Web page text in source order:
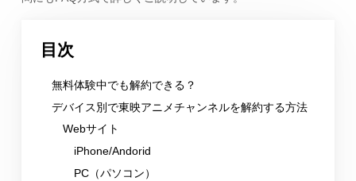
目次
無料体験中でも解約できる？
デバイス別で東映アニメチャンネルを解約する方法
Webサイト
iPhone/Andorid
PC（パソコン）